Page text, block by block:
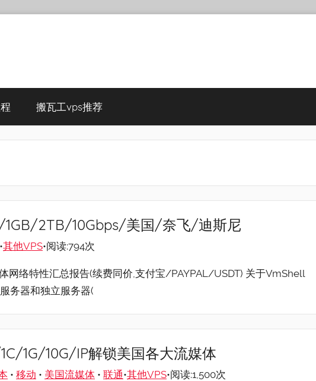
搬瓦工vps推荐
1GB/2TB/10Gbps/美国/奈飞/迪斯尼
•其他VPS•阅读:794次
网络特性汇总报告(续费同价,支付宝/PAYPAL/USDT) 关于VmShell
务器和独立服务器(
1G/10G/IP解锁美国各大流媒体
• 移动 • 美国流媒体 • 联通•其他VPS•阅读:1,500次